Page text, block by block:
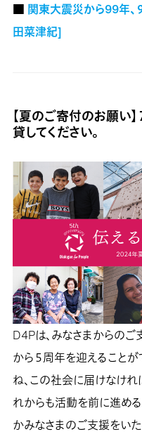
■ 関東大震災から99年
田菜津紀]
【夏のご寄付のお願い
貸してください。
D4Pは、みなさまからの
から５周年を迎えること
ね、この社会に届けなけれ
れからも活動を前に進める
かみなさまのご支援をい